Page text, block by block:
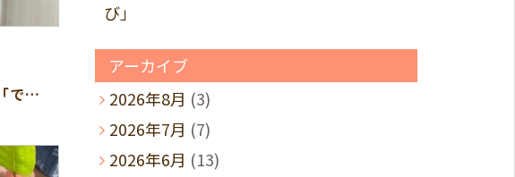
放課後等デイサービス『やりたいを「できた」につなげるために』
び」
アーカイブ
2026年8月 (3)
2026年7月 (7)
2026年6月 (13)